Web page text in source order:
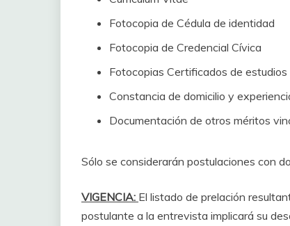
Fotocopia de Cédula de identidad
Fotocopia de Credencial Cívica
Fotocopias Certificados de estudios
Constancia de domicilio y
Documentación de otros méritos
Sólo se considerarán postulaciones con
VIGENCIA: El listado de prelación
postulante a la entrevista implicará su